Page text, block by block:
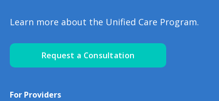
Learn more about the Unified Care Program.
Request a Consultation
For Providers